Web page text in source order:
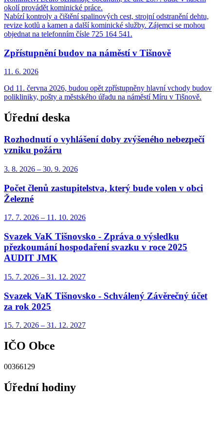
okolí provádět kominické práce.
Nabízí kontroly a čištění spalinových cest, strojní odstranění dehtu,
revize kotlů a kamen a další kominické služby. Zájemci se mohou
objednat na telefonním čísle 725 164 541.
Zpřístupnění budov na náměstí v Tišnově
11. 6. 2026
Od 11. června 2026, budou opět zpřístupněny hlavní vchody budov
polikliniky, pošty a městského úřadu na náměstí Míru v Tišnově.
Úřední deska
Rozhodnutí o vyhlášení doby zvýšeného nebezpečí
vzniku požáru
3. 8. 2026 – 30. 9. 2026
Počet členů zastupitelstva, který bude volen v obci
Železné
17. 7. 2026 – 11. 10. 2026
Svazek VaK Tišnovsko - Zpráva o výsledku
přezkoumání hospodaření svazku v roce 2025
AUDIT JMK
15. 7. 2026 – 31. 12. 2027
Svazek VaK Tišnovsko - Schválený Závěrečný účet
za rok 2025
15. 7. 2026 – 31. 12. 2027
IČO Obce
00366129
Úřední hodiny